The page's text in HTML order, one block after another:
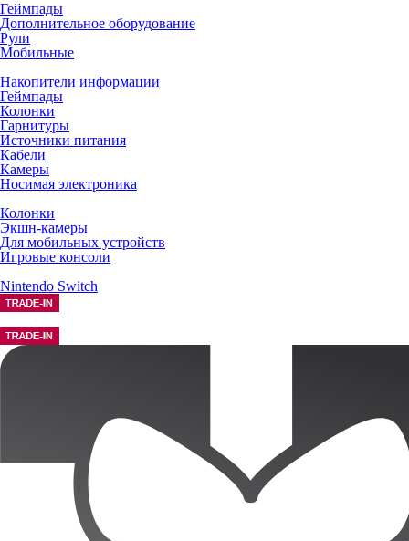
Геймпады
Дополнительное оборудование
Рули
Мобильные
Накопители информации
Геймпады
Колонки
Гарнитуры
Источники питания
Кабели
Камеры
Носимая электроника
Колонки
Экшн-камеры
Для мобильных устройств
Игровые консоли
Nintendo Switch